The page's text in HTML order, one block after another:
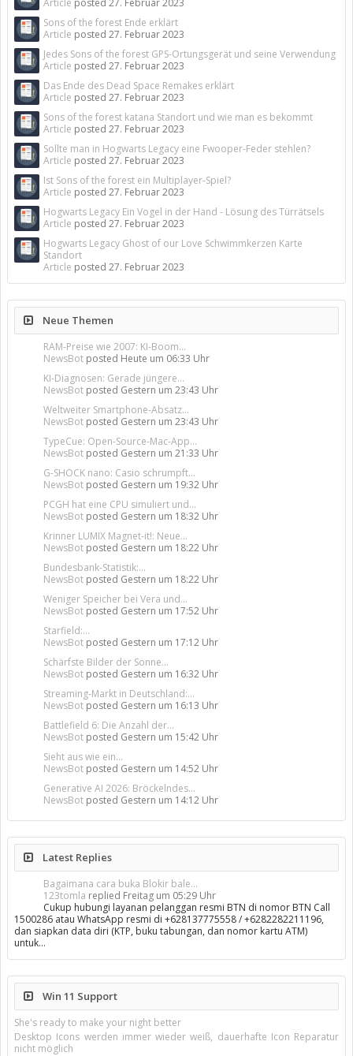
Article posted 27. Februar 2023
Sons of the forest Ende erklärt
Article posted 27. Februar 2023
Jedes Sons of the forest GPS-Ortungsgerät und seine Verwendung
Article posted 27. Februar 2023
Das Ende des Dead Space Remakes erklärt
Article posted 27. Februar 2023
Sons of the forest katana Standort und wie man es bekommt
Article posted 27. Februar 2023
Sollte man in Hogwarts Legacy eine Fwooper-Feder stehlen?
Article posted 27. Februar 2023
Ist Sons of the forest ein Multiplayer-Spiel?
Article posted 27. Februar 2023
Hogwarts Legacy Ein Vogel in der Hand - Lösung des Türrätsels
Article posted 27. Februar 2023
Hogwarts Legacy Ghost of our Love Schwimmkerzen Karte
Standort
Article posted 27. Februar 2023
Neue Themen
RAM-Preise wie 2007: KI-Boom...
NewsBot posted Heute um 06:33 Uhr
KI-Diagnosen: Gerade jüngere...
NewsBot posted Gestern um 23:43 Uhr
Weltweiter Smartphone-Absatz...
NewsBot posted Gestern um 23:43 Uhr
TypeCue: Open-Source-Mac-App...
NewsBot posted Gestern um 21:33 Uhr
G-SHOCK nano: Casio schrumpft...
NewsBot posted Gestern um 19:32 Uhr
PCGH hat eine CPU simuliert und...
NewsBot posted Gestern um 18:32 Uhr
Krinner LUMIX Magnet-it!: Neue...
NewsBot posted Gestern um 18:22 Uhr
Bundesbank-Statistik:...
NewsBot posted Gestern um 18:22 Uhr
Weniger Speicher bei Vera und...
NewsBot posted Gestern um 17:52 Uhr
Starfield:...
NewsBot posted Gestern um 17:12 Uhr
Schärfste Bilder der Sonne...
NewsBot posted Gestern um 16:32 Uhr
Streaming-Markt in Deutschland:...
NewsBot posted Gestern um 16:13 Uhr
Battlefield 6: Die Anzahl der...
NewsBot posted Gestern um 15:42 Uhr
Sieht aus wie ein...
NewsBot posted Gestern um 14:52 Uhr
Generative AI 2026: Bröckelndes...
NewsBot posted Gestern um 14:12 Uhr
Latest Replies
Bagaimana cara buka Blokir bale...
123tomla replied Freitag um 05:29 Uhr
Cukup hubungi layanan pelanggan resmi BTN di nomor BTN Call
1500286 atau WhatsApp resmi di +628137775558 / +6282282211196,
dan siapkan data diri (KTP, buku tabungan, dan nomor kartu ATM)
untuk…
Win 11 Support
She's ready to make your night better
Desktop Icons werden immer wieder weiß, dauerhafte Icon Reparatur
nicht möglich